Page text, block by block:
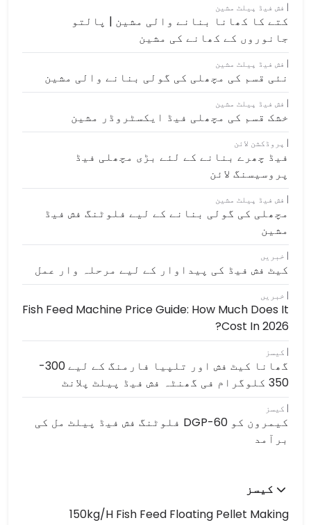
فش فیڈ پیلٹ مشین
کتے کا کھانا بنانے والی مشین | پالتو
جانوروں کے کھانے کی مشین
فش فیڈ پیلٹ مشین
نئی قسم کی مچھلی کی گولی بنانے والی مشین
فش فیڈ پیلٹ مشین
خشک قسم کی مچھلی فیڈ ایکسٹروڈر مشین
پروڈکشن لائن
فیڈ چھرے بنانے کے لئے بڑی مچھلی فیڈ
پروسیسنگ لائن
فش فیڈ پیلٹ مشین
مچھلی کی گولی بنانے کے لیے فلوٹنگ فش فیڈ
مشین
خبریں
کیٹ فش فیڈ کی پیداوار کے لیے مرحلہ وار عمل
خبریں
Fish Feed Machine Price Guide: How Much Does It
Cost In 2026?
کیسز
گھانا کیٹ فش اور تلپیا فارمنگ کے لیے 300-
350 کلوگرام فی گھنٹہ فش فیڈ پیلٹ پلانٹ
کیسز
کیمرون کو DGP-60 فلوٹنگ فش فیڈ پیلٹ مل کی
برآمد
کیسز
150kg/h Fish Feed Floating Pellet Making